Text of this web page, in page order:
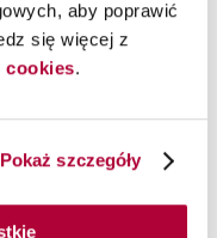
aby poprawić
się więcej z
cookies.
Pokaż szczegóły
odcieniach kawy
rudości pumpkin